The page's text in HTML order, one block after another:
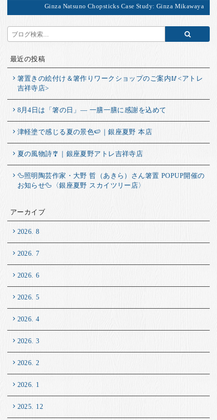
Ginza Natsuno Chopsticks Case Study: Ginza Mikawaya
最近の投稿
箸置きの絵付け＆箸作りワークショップのご案内🥢<アトレ
吉祥寺店>
8月4日は「箸の日」― 一膳一膳に感謝を込めて
津軽塗で感じる夏の景色🍉｜銀座夏野 本店
夏の風物詩🎐｜銀座夏野アトレ吉祥寺店
🦆照明陶芸作家・大野 哲（あきら）さん箸置 POPUP開催の
お知らせ🦆〈銀座夏野 スカイツリー店〉
アーカイブ
2026. 8
2026. 7
2026. 6
2026. 5
2026. 4
2026. 3
2026. 2
2026. 1
2025. 12